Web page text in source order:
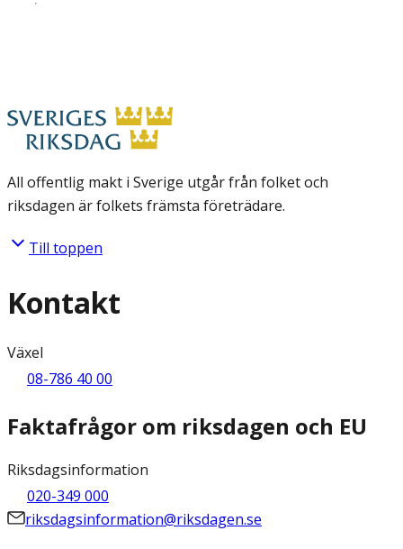
All offentlig makt i Sverige utgår från folket och
riksdagen är folkets främsta företrädare.
Till toppen
Kontakt
Växel
08-786 40 00
Faktafrågor om riksdagen och EU
Riksdagsinformation
020-349 000
riksdagsinformation@riksdagen.se